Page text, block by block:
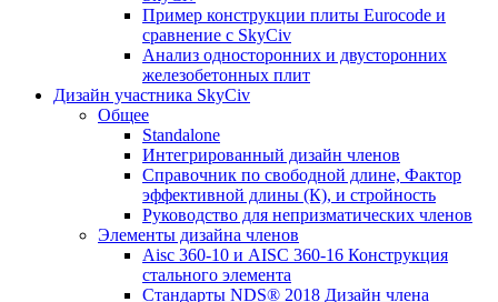
Пример конструкции плиты Eurocode и
сравнение с SkyCiv
Анализ односторонних и двусторонних
железобетонных плит
Дизайн участника SkyCiv
Общее
Standalone
Интегрированный дизайн членов
Справочник по свободной длине, Фактор
эффективной длины (К), и стройность
Руководство для непризматических членов
Элементы дизайна членов
Aisc 360-10 и AISC 360-16 Конструкция
стального элемента
Стандарты NDS® 2018 Дизайн члена